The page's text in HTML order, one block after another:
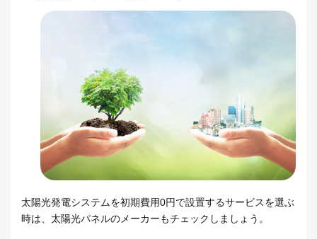
太陽光発電システムを初期費用0円で設置するサービスを選ぶ
時は、太陽光パネルのメーカーもチェックしましょう。